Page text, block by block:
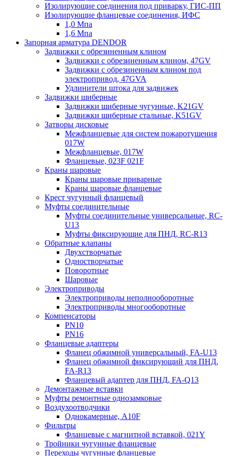
Изолирующие соединения под приварку, ГИС-ПП
Изолирующие фланцевые соединения, ИФС
1,0 Мпа
1,6 Мпа
Запорная арматура DENDOR
Задвижки c обрезиненным клином
Задвижки с обрезиненным клином, 47GV
Задвижки с обрезиненным клином под
электропривод, 47GVA
Удлинители штока для задвижек
Задвижки шиберные
Задвижки шиберные чугунные, K21GV
Задвижки шиберные стальные, K51GV
Затворы дисковые
Межфланцевые для систем пожаротушения
017W
Межфланцевые, 017W
Фланцевые, 023F 021F
Краны шаровые
Краны шаровые приварные
Краны шаровые фланцевые
Крест чугунный фланцевый
Муфты соединительные
Муфты соединительные универсальные, RC-
U13
Муфты фиксирующие для ПНД, RC-R13
Обратные клапаны
Двухстворчатые
Одностворчатые
Поворотные
Шаровые
Электроприводы
Электроприводы неполнооборотные
Электроприводы многооборотные
Компенсаторы
PN10
PN16
Фланцевые адаптеры
Фланец обжимной универсальный, FA-U13
Фланец обжимной фиксирующий для ПНД,
FA-R13
Фланцевый адаптер для ПНД, FA-Q13
Демонтажные вставки
Муфты ремонтные однозамковые
Воздухоотводчики
Однокамерные, A10F
Фильтры
Фланцевые с магнитной вставкой, 021Y
Тройники чугунные фланцевые
Переходы чугунные фланцевые